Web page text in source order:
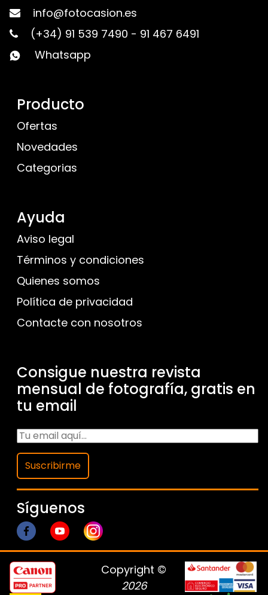
info@fotocasion.es
(+34) 91 539 7490 - 91 467 6491
Whatsapp
Producto
Ofertas
Novedades
Categorias
Ayuda
Aviso legal
Términos y condiciones
Quienes somos
Política de privacidad
Contacte con nosotros
Consigue nuestra revista
mensual de fotografía, gratis en
tu email
Suscribirme
Síguenos
Copyright ©
2026